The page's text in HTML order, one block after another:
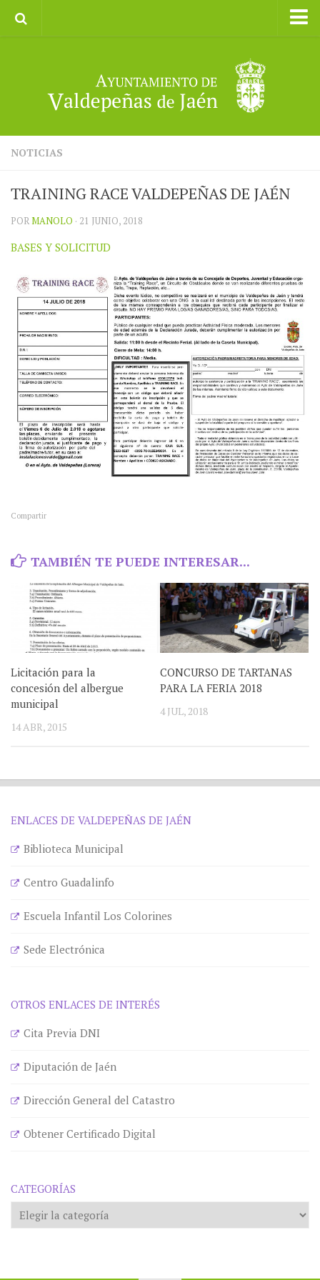
II CXM ROMPEALBARCAS 2023
NOTICIAS
TRAINING RACE VALDEPEÑAS DE JAÉN
PORMANOLO · 21 JUNIO, 2018
BASES Y SOLICITUD
Compartir
TAMBIÉN TE PUEDE INTERESAR...
Licitación para la
concesión del albergue
municipal
14 ABR, 2015
CONCURSO DE TARTANAS
PARA LA FERIA 2018
4 JUL, 2018
ENLACES DE VALDEPEÑAS DE JAÉN
Biblioteca Municipal
Centro Guadalinfo
Escuela Infantil Los Colorines
Sede Electrónica
OTROS ENLACES DE INTERÉS
Cita Previa DNI
Diputación de Jaén
Dirección General del Catastro
Obtener Certificado Digital
CATEGORÍAS
Categorías